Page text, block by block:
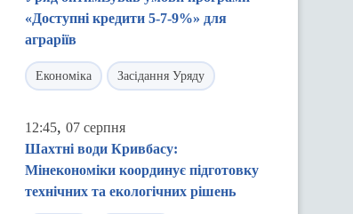
«Доступні кредити 5-7-9%» для
аграріїв
Економіка Засідання Уряду
12:45, 07 серпня
Шахтні води Кривбасу:
Мінекономіки координує підготовку
технічних та екологічних рішень